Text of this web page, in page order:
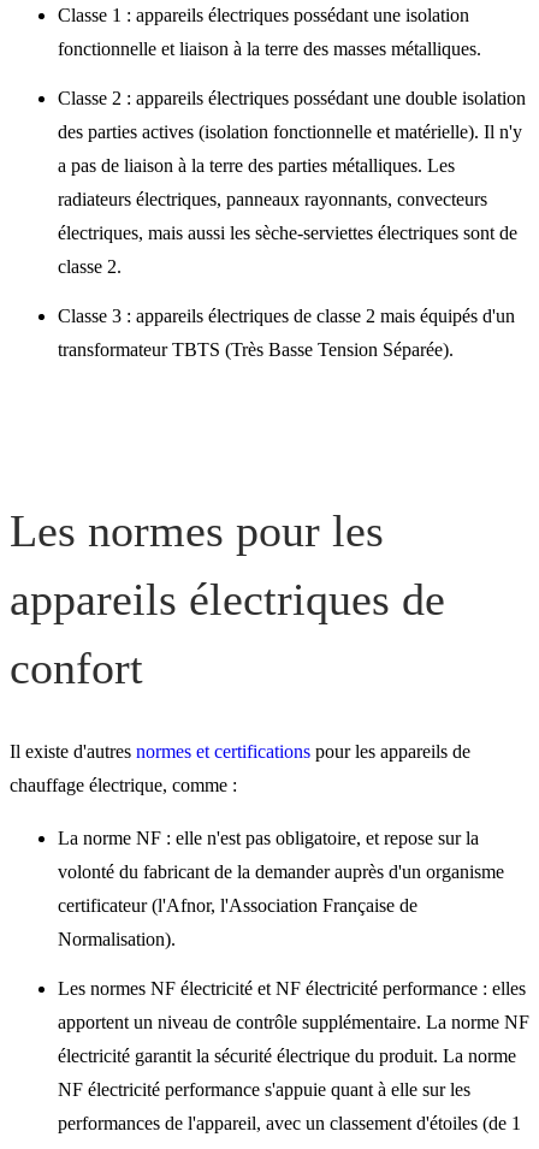
Classe 1 : appareils électriques possédant une isolation
fonctionnelle et liaison à la terre des masses métalliques.
Classe 2 : appareils électriques possédant une double isolation
des parties actives (isolation fonctionnelle et matérielle). Il n'y
a pas de liaison à la terre des parties métalliques. Les
radiateurs électriques, panneaux rayonnants, convecteurs
électriques, mais aussi les sèche-serviettes électriques sont de
classe 2.
Classe 3 : appareils électriques de classe 2 mais équipés d'un
transformateur TBTS (Très Basse Tension Séparée).
Les normes pour les
appareils électriques de
confort
Il existe d'autres normes et certifications pour les appareils de
chauffage électrique, comme :
La norme NF : elle n'est pas obligatoire, et repose sur la
volonté du fabricant de la demander auprès d'un organisme
certificateur (l'Afnor, l'Association Française de
Normalisation).
Les normes NF électricité et NF électricité performance : elles
apportent un niveau de contrôle supplémentaire. La norme NF
électricité garantit la sécurité électrique du produit. La norme
NF électricité performance s'appuie quant à elle sur les
performances de l'appareil, avec un classement d'étoiles (de 1